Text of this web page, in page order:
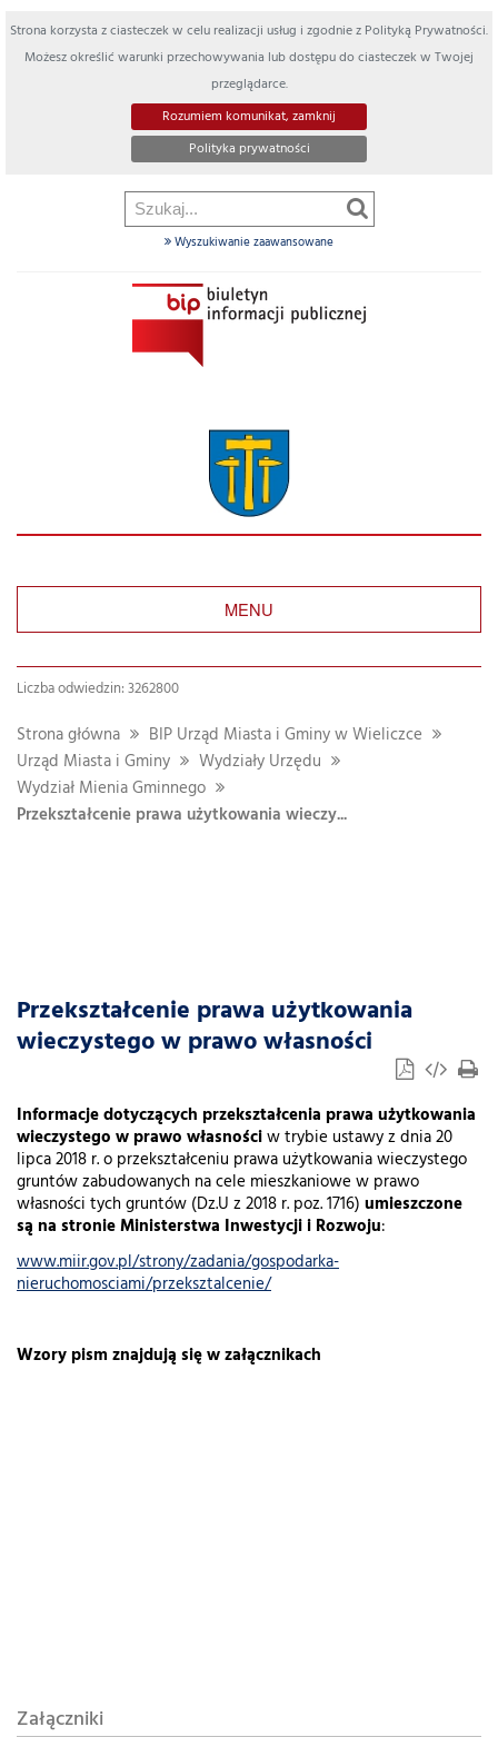
Strona korzysta z ciasteczek w celu realizacji usług i zgodnie z Polityką Prywatności.
Możesz określić warunki przechowywania lub dostępu do ciasteczek w Twojej
przeglądarce.
Rozumiem komunikat, zamknij
Polityka prywatności
Wyszukiwanie zaawansowane
MENU
Liczba odwiedzin: 3262800
Strona główna
BIP Urząd Miasta i Gminy w Wieliczce
Urząd Miasta i Gminy
Wydziały Urzędu
Wydział Mienia Gminnego
Przekształcenie prawa użytkowania wieczy...
Przekształcenie prawa użytkowania
wieczystego w prawo własności
Informacje dotyczących przekształcenia prawa użytkowania
wieczystego w prawo własnościw trybie ustawy z dnia 20
lipca 2018 r. o przekształceniu prawa użytkowania wieczystego
gruntów zabudowanych na cele mieszkaniowe w prawo
własności tych gruntów (Dz.U z 2018 r. poz. 1716) umieszczone
są na stronie Ministerstwa Inwestycji i Rozwoju:
www.miir.gov.pl/strony/zadania/gospodarka-
nieruchomosciami/przeksztalcenie/
Wzory pism znajdują się w załącznikach
Załączniki